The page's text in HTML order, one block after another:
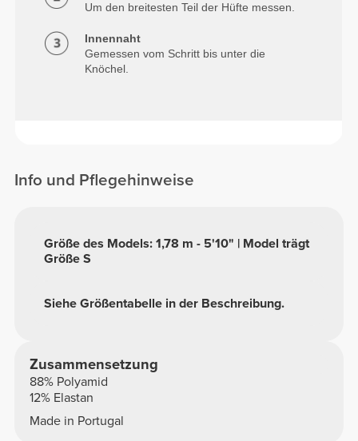
Um den breitesten Teil der Hüfte messen.
Innennaht
Gemessen vom Schritt bis unter die
Knöchel.
Info und Pflegehinweise
Siehe Größentabelle in der Beschreibung.
Größe des Models: 1,78 m - 5'10" | Model trägt
Größe S
Zusammensetzung
88% Polyamid
12% Elastan
Made in Portugal